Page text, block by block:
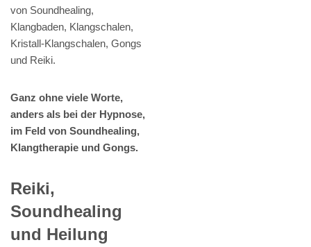
von Soundhealing,
Klangbaden, Klangschalen,
Kristall-Klangschalen, Gongs
und Reiki.
Ganz ohne viele Worte,
anders als bei der Hypnose,
im Feld von Soundhealing,
Klangtherapie und Gongs.
Reiki,
Soundhealing
und Heilung